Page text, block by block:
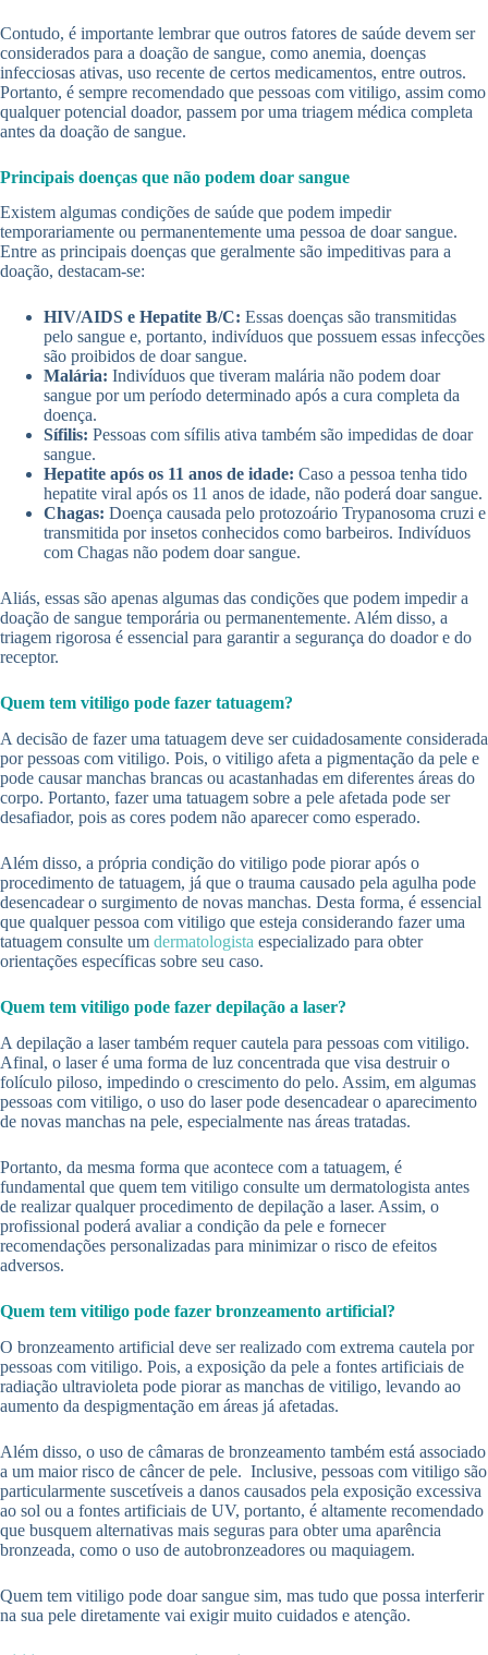
Contudo, é importante lembrar que outros fatores de saúde devem ser
considerados para a doação de sangue, como anemia, doenças
infecciosas ativas, uso recente de certos medicamentos, entre outros.
Portanto, é sempre recomendado que pessoas com vitiligo, assim como
qualquer potencial doador, passem por uma triagem médica completa
antes da doação de sangue.
Principais doenças que não podem doar sangue
Existem algumas condições de saúde que podem impedir
temporariamente ou permanentemente uma pessoa de doar sangue.
Entre as principais doenças que geralmente são impeditivas para a
doação, destacam-se:
HIV/AIDS e Hepatite B/C: Essas doenças são transmitidas
pelo sangue e, portanto, indivíduos que possuem essas infecções
são proibidos de doar sangue.
Malária: Indivíduos que tiveram malária não podem doar
sangue por um período determinado após a cura completa da
doença.
Sífilis: Pessoas com sífilis ativa também são impedidas de doar
sangue.
Hepatite após os 11 anos de idade: Caso a pessoa tenha tido
hepatite viral após os 11 anos de idade, não poderá doar sangue.
Chagas: Doença causada pelo protozoário Trypanosoma cruzi e
transmitida por insetos conhecidos como barbeiros. Indivíduos
com Chagas não podem doar sangue.
Aliás, essas são apenas algumas das condições que podem impedir a
doação de sangue temporária ou permanentemente. Além disso, a
triagem rigorosa é essencial para garantir a segurança do doador e do
receptor.
Quem tem vitiligo pode fazer tatuagem?
A decisão de fazer uma tatuagem deve ser cuidadosamente considerada
por pessoas com vitiligo. Pois, o vitiligo afeta a pigmentação da pele e
pode causar manchas brancas ou acastanhadas em diferentes áreas do
corpo. Portanto, fazer uma tatuagem sobre a pele afetada pode ser
desafiador, pois as cores podem não aparecer como esperado.
Além disso, a própria condição do vitiligo pode piorar após o
procedimento de tatuagem, já que o trauma causado pela agulha pode
desencadear o surgimento de novas manchas. Desta forma, é essencial
que qualquer pessoa com vitiligo que esteja considerando fazer uma
tatuagem consulte um dermatologista especializado para obter
orientações específicas sobre seu caso.
Quem tem vitiligo pode fazer depilação a laser?
A depilação a laser também requer cautela para pessoas com vitiligo.
Afinal, o laser é uma forma de luz concentrada que visa destruir o
folículo piloso, impedindo o crescimento do pelo. Assim, em algumas
pessoas com vitiligo, o uso do laser pode desencadear o aparecimento
de novas manchas na pele, especialmente nas áreas tratadas.
Portanto, da mesma forma que acontece com a tatuagem, é
fundamental que quem tem vitiligo consulte um dermatologista antes
de realizar qualquer procedimento de depilação a laser. Assim, o
profissional poderá avaliar a condição da pele e fornecer
recomendações personalizadas para minimizar o risco de efeitos
adversos.
Quem tem vitiligo pode fazer bronzeamento artificial?
O bronzeamento artificial deve ser realizado com extrema cautela por
pessoas com vitiligo. Pois, a exposição da pele a fontes artificiais de
radiação ultravioleta pode piorar as manchas de vitiligo, levando ao
aumento da despigmentação em áreas já afetadas.
Além disso, o uso de câmaras de bronzeamento também está associado
a um maior risco de câncer de pele. Inclusive, pessoas com vitiligo são
particularmente suscetíveis a danos causados pela exposição excessiva
ao sol ou a fontes artificiais de UV, portanto, é altamente recomendado
que busquem alternativas mais seguras para obter uma aparência
bronzeada, como o uso de autobronzeadores ou maquiagem.
Quem tem vitiligo pode doar sangue sim, mas tudo que possa interferir
na sua pele diretamente vai exigir muito cuidados e atenção.